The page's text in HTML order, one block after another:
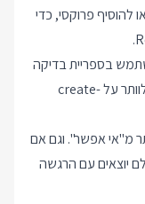
להוסיף פרוקסי, כדי
בספריית בדיקה
אחרת; יכול להיות שאפשר להפעיל eject או לוותר על create-
מ"אי אפשר". וגם אם
יוצאים עם הרגשה